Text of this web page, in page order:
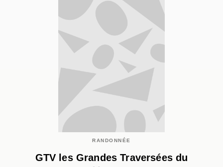
RANDONNÉE
GTV les Grandes Traversées du